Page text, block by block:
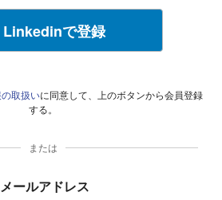
Linkedinで登録
取扱いに同意して、上のボタンから会員登録
する。
または
ールアドレス